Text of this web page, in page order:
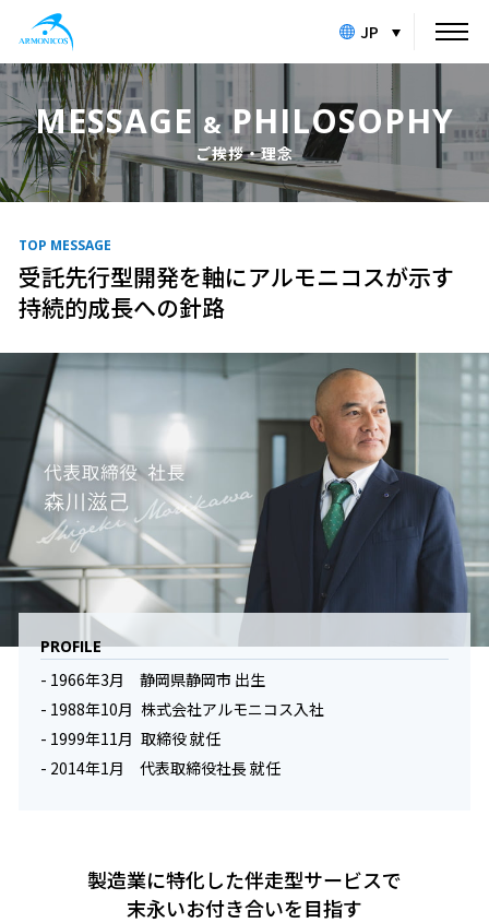
JP
MESSAGE &PHILOSOPHY
ご挨拶・理念
TOP MESSAGE
受託先行型開発を軸にアルモニコスが示す
持続的成長への針路
PROFILE
- 1966年3月 静岡県静岡市 出生
- 1988年10月 株式会社アルモニコス入社
- 1999年11月 取締役 就任
- 2014年1月 代表取締役社長 就任
製造業に特化した伴走型サービスで
末永いお付き合いを目指す